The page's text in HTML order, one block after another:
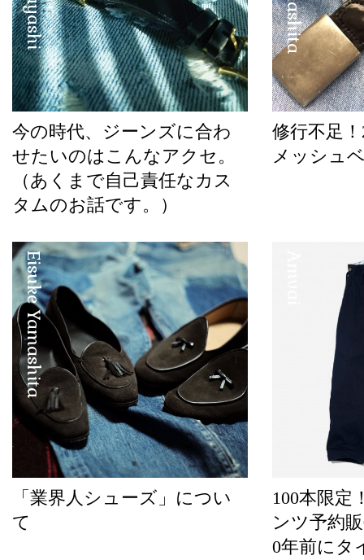
今の時代、ジーンズに合わ
せたいのはこんなアクセ。
（あくまで自己責任なカス
タムのお話です。）
修行不足
メッシュ
Eisuke Yamashita
「業界人シューズ」につい
て
100本限定
ンツ予約
0年前にタ